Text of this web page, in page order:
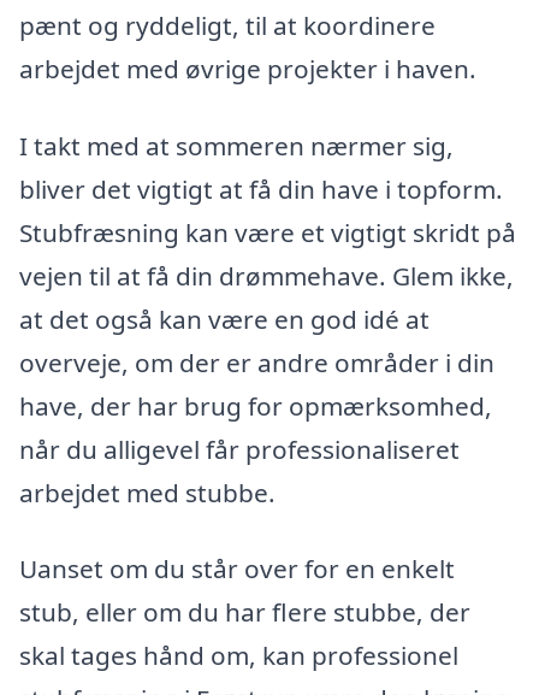
pænt og ryddeligt, til at koordinere
arbejdet med øvrige projekter i haven.
I takt med at sommeren nærmer sig,
bliver det vigtigt at få din have i topform.
Stubfræsning kan være et vigtigt skridt på
vejen til at få din drømmehave. Glem ikke,
at det også kan være en god idé at
overveje, om der er andre områder i din
have, der har brug for opmærksomhed,
når du alligevel får professionaliseret
arbejdet med stubbe.
Uanset om du står over for en enkelt
stub, eller om du har flere stubbe, der
skal tages hånd om, kan professionel